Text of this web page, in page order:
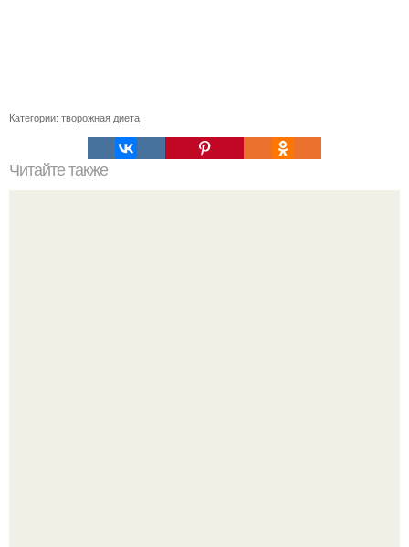
Категории: творожная диета
Читайте также